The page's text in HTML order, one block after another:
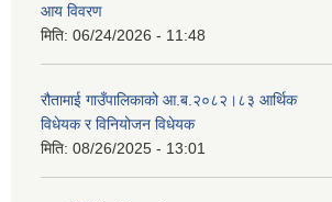
आय विवरण
मिति: 06/24/2026 - 11:48
रौतामाई गाउँपालिकाको आ.ब.२०८२।८३ आर्थिक
विधेयक र विनियोजन विधेयक
मिति: 08/26/2025 - 13:01